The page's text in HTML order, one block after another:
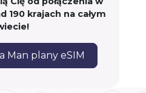
190 krajach na całym
Man plany eSIM